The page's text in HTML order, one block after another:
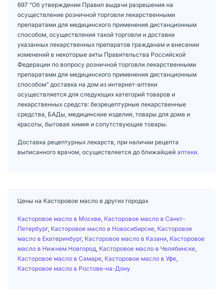
697 "Об утверждении Правил выдачи разрешения на
осуществление розничной торговли лекарственными
препаратами для медицинского применения дистанционным
способом, осуществления такой торговли и доставки
указанных лекарственных препаратов гражданам и внесении
изменений в некоторые акты Правительства Российской
Федерации по вопросу розничной торговли лекарственными
препаратами для медицинского применения дистанционным
способом" доставка на дом из интернет-аптеки
осуществляется для следующих категорий товаров и
лекарственных средств: безрецептурные лекарственные
средства, БАДы, медицинские изделия, товары для дома и
красоты, бытовая химия и сопутствующие товары.
Доставка рецептурных лекарств, при наличии рецепта
выписанного врачом, осуществляется до ближайшей аптеки.
Цены на Касторовое масло в других городах
Касторовое масло в Москве Касторовое масло в Санкт-
Петербург, Касторовое масло в Новосибирске Касторовое
масло в Екатеринбург, Касторовое масло в Казани Касторовое
масло в Нижнем Новгород Касторовое масло в Челябинске
Касторовое масло в Самаре Касторовое масло в Уфе
Касторовое масло в Ростове-на-Дону